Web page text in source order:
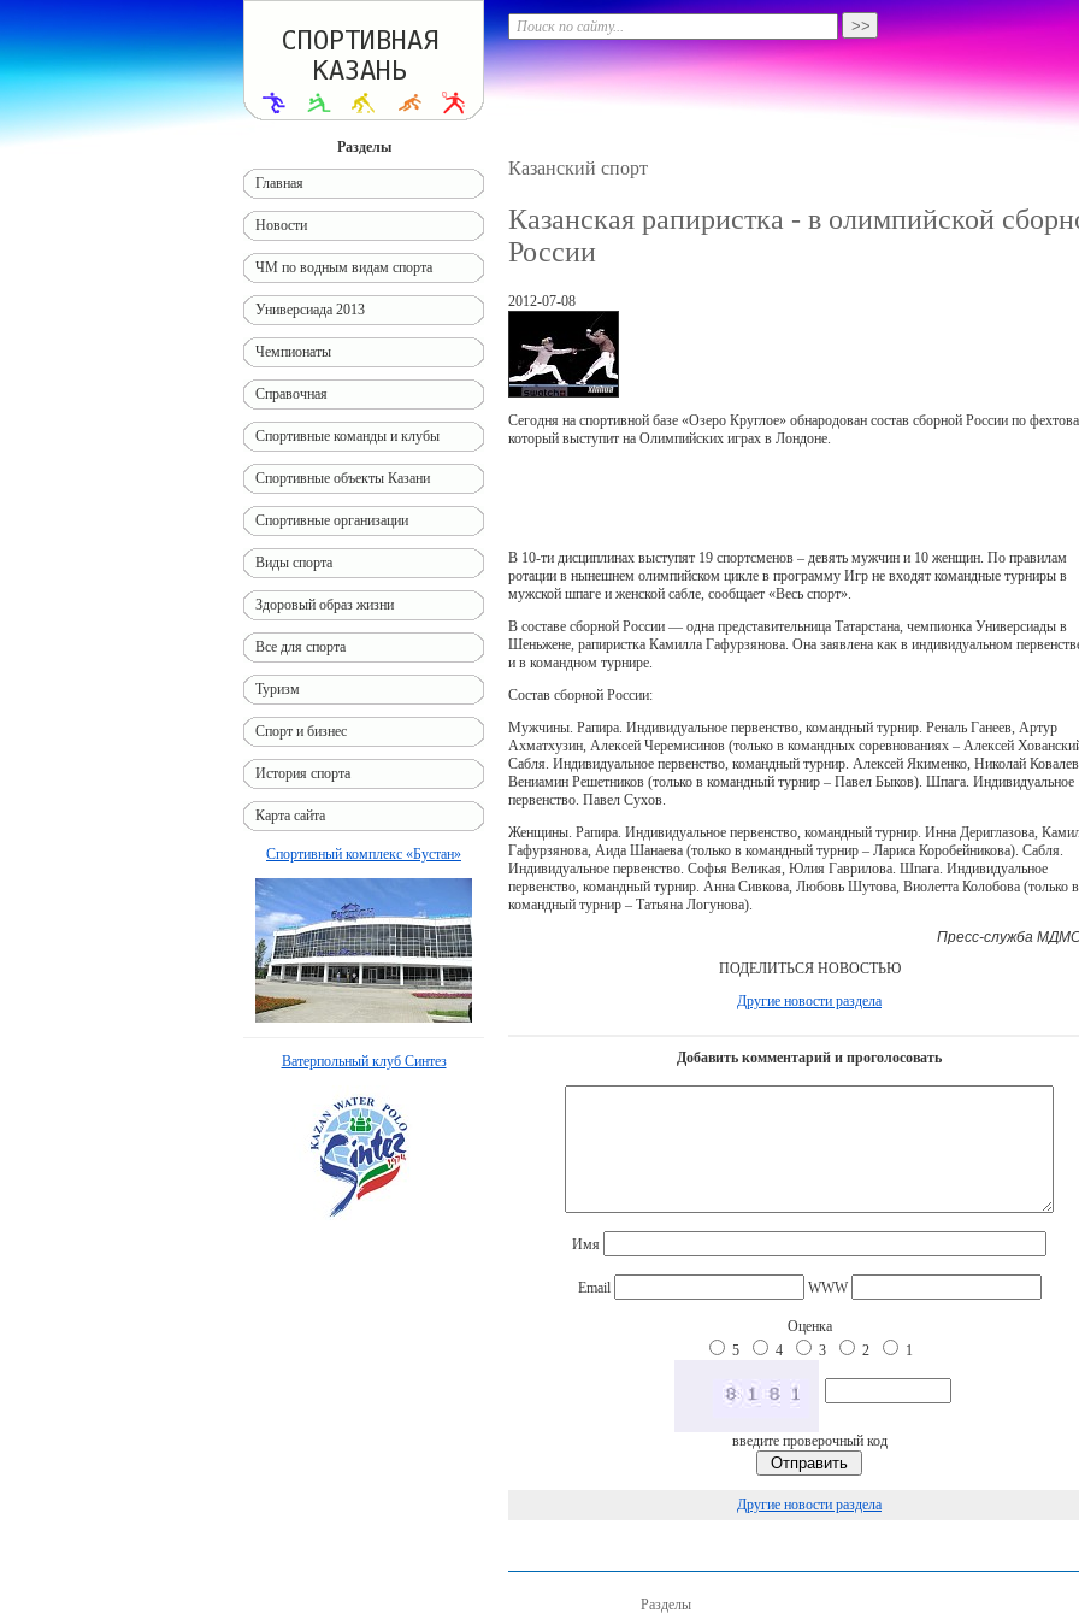
Казанский спорт
Казанская рапиристка - в олимпийской
России
2012-07-08
Сегодня на спортивной базе «Озеро Круглое» обнародован состав сборной России по
который выступит на Олимпийских играх в Лондоне.
В 10-ти дисциплинах выступят 19 спортсменов – девять мужчин и 10 женщин. По правилам
ротации в нынешнем олимпийском цикле в программу Игр не входят командные турниры в
мужской шпаге и женской сабле, сообщает «Весь спорт».
В составе сборной России — одна представительница Татарстана, чемпионка Универсиады в
Шеньжене, рапиристка Камилла Гафурзянова. Она заявлена как в индивидуальном
и в командном турнире.
Состав сборной России:
Мужчины. Рапира. Индивидуальное первенство, командный турнир. Реналь Ганеев, Артур
Ахматхузин, Алексей Черемисинов (только в командных соревнованиях – Алексей
Сабля. Индивидуальное первенство, командный турнир. Алексей Якименко, Николай
Вениамин Решетников (только в командный турнир – Павел Быков). Шпага. Индивидуальное
первенство. Павел Сухов.
Женщины. Рапира. Индивидуальное первенство, командный турнир. Инна Дериглазова,
Гафурзянова, Аида Шанаева (только в командный турнир – Лариса Коробейникова). Сабля.
Индивидуальное первенство. Софья Великая, Юлия Гаврилова. Шпага. Индивидуальное
первенство, командный турнир. Анна Сивкова, Любовь Шутова, Виолетта Колобова (только в
командный турнир – Татьяна Логунова).
Пресс-служба
ПОДЕЛИТЬСЯ НОВОСТЬЮ
Другие новости раздела
Добавить комментарий и проголосовать
Имя
Email WWW
Оценка
5
4 3 2 1
введите проверочный код
Другие новости раздела
Разделы
Разделы
Главная
Новости
ЧМ по водным видам спорта
Универсиада 2013
Чемпионаты
Справочная
Спортивные команды и клубы
Спортивные объекты Казани
Спортивные организации
Виды спорта
Здоровый образ жизни
Все для спорта
Туризм
Спорт и бизнес
История спорта
Карта сайта
Спортивный комплекс «Бустан»
Ватерпольный клуб Синтез